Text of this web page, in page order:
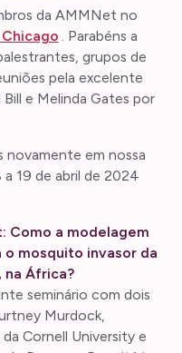
da AMMNet no
. Parabéns a
grupos de
pela excelente
e Melinda Gates por
novamente em nossa
a 19 de abril de 2024
Como a modelagem
o mosquito invasor da
na África?
seminário com dois
Murdock,
Cornell University e